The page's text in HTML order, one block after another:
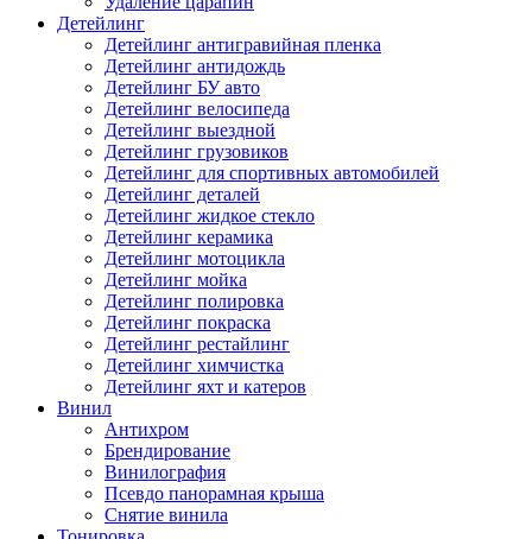
Детейлинг
Детейлинг антигравийная пленка
Детейлинг антидождь
Детейлинг БУ авто
Детейлинг велосипеда
Детейлинг выездной
Детейлинг грузовиков
Детейлинг для спортивных автомобилей
Детейлинг деталей
Детейлинг жидкое стекло
Детейлинг керамика
Детейлинг мотоцикла
Детейлинг мойка
Детейлинг полировка
Детейлинг покраска
Детейлинг рестайлинг
Детейлинг химчистка
Детейлинг яхт и катеров
Винил
Антихром
Брендирование
Винилография
Псевдо панорамная крыша
Снятие винила